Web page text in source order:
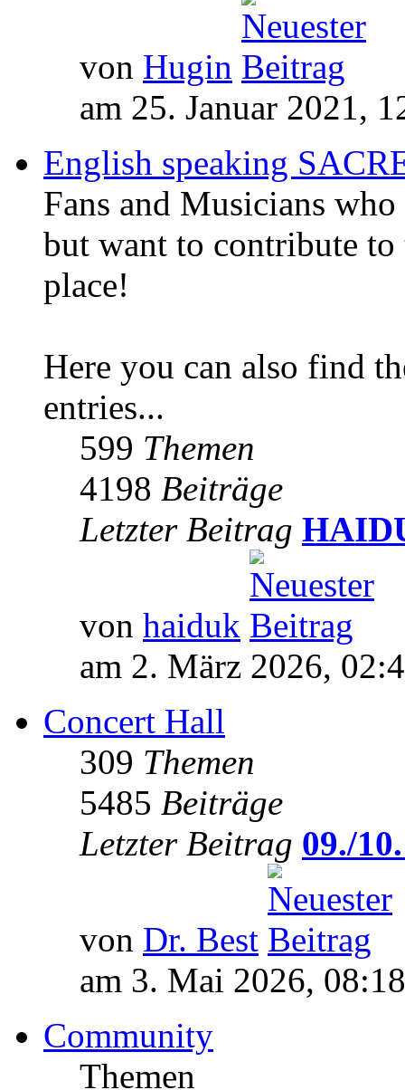
von Hugin
am 25. Januar 2021,
English speaking
Fans and Musicians
but want to contribute to
place!
Here you can also find
entries...
599 Themen
4198 Beiträge
Letzter Beitrag
von haiduk
am 2. März 2026,
Concert Hall
309 Themen
5485 Beiträge
Letzter Beitrag 09./
von Dr. Best
am 3. Mai 2026, 08:18
Community
Themen